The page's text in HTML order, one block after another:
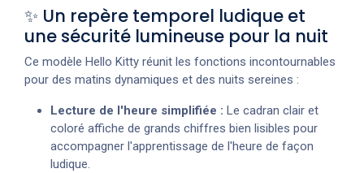
✨ Un repère temporel ludique et
une sécurité lumineuse pour la nuit
Ce modèle Hello Kitty réunit les fonctions incontournables
pour des matins dynamiques et des nuits sereines :
Lecture de l'heure simplifiée : Le cadran clair et
coloré affiche de grands chiffres bien lisibles pour
accompagner l'apprentissage de l'heure de façon
ludique.